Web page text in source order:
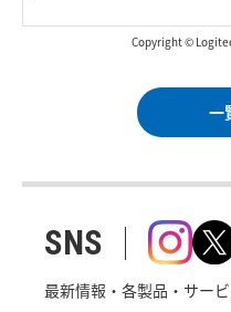
Copyright ©
一
SNS
最新情報・各製品・サー